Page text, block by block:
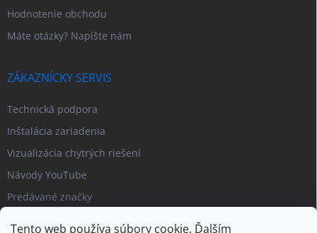
Tento web používa súbory cookie. Ďalším
Hodnotenie obchodu
Máte otázky? Napíšte nám
ZÁKAZNÍCKY SERVIS
Technická podpora
Inštalácia zariadenia
Vizualizácia chytrých riešení
Návody YouTube
Predávané značky